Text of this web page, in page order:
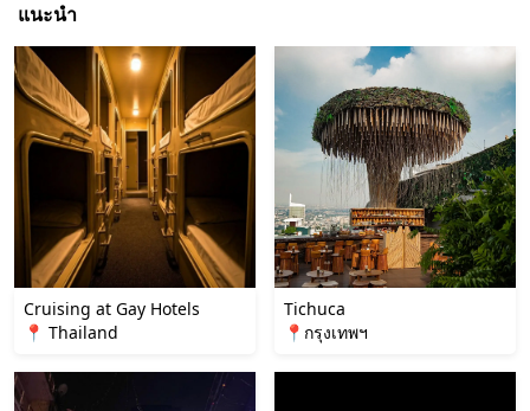
แนะนำ
Cruising at Gay Hotels
📍 Thailand
Tichuca
📍กรุงเทพฯ